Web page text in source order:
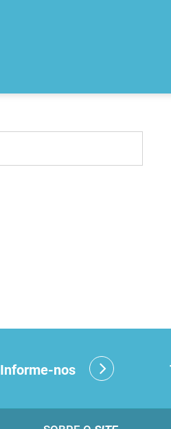
Informe-nos